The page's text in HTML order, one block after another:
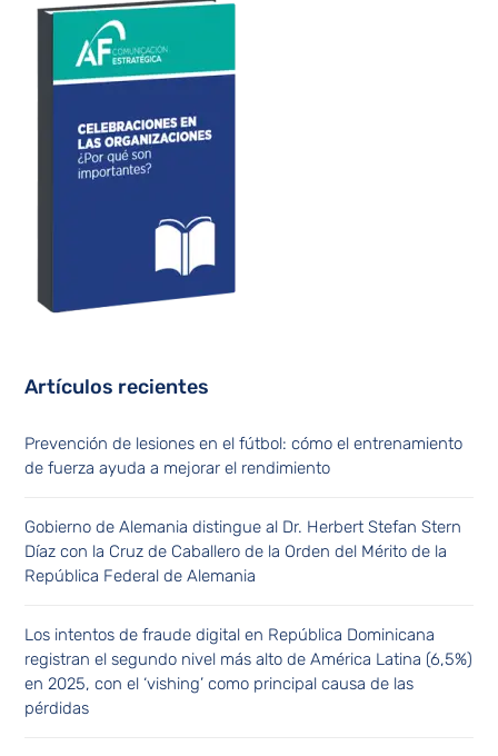
Artículos recientes
Prevención de lesiones en el fútbol: cómo el entrenamiento
de fuerza ayuda a mejorar el rendimiento
Gobierno de Alemania distingue al Dr. Herbert Stefan Stern
Díaz con la Cruz de Caballero de la Orden del Mérito de la
República Federal de Alemania
Los intentos de fraude digital en República Dominicana
registran el segundo nivel más alto de América Latina (6,5%)
en 2025, con el ‘vishing’ como principal causa de las
pérdidas